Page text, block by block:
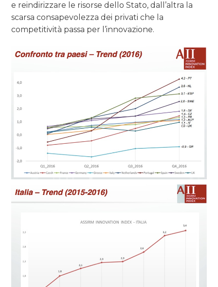
e reindirizzare le risorse dello Stato, dall’altra la
scarsa consapevolezza dei privati che la
competitività passa per l’innovazione.